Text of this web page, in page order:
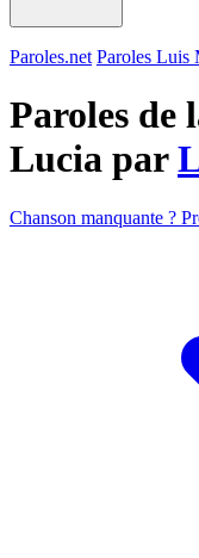
Paroles.net Paroles Luis
Paroles de
Lucia par
Chanson manquante ?